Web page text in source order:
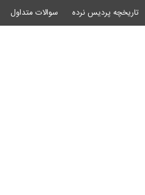
تاریخچه پردیس نرده سوالات متداول